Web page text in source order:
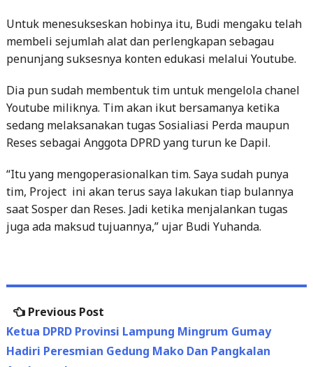
Untuk menesukseskan hobinya itu, Budi mengaku telah
membeli sejumlah alat dan perlengkapan sebagau
penunjang suksesnya konten edukasi melalui Youtube.
Dia pun sudah membentuk tim untuk mengelola chanel
Youtube miliknya. Tim akan ikut bersamanya ketika
sedang melaksanakan tugas Sosialiasi Perda maupun
Reses sebagai Anggota DPRD yang turun ke Dapil.
“Itu yang mengoperasionalkan tim. Saya sudah punya
tim, Project ini akan terus saya lakukan tiap bulannya
saat Sosper dan Reses. Jadi ketika menjalankan tugas
juga ada maksud tujuannya,” ujar Budi Yuhanda.
Post
navigation
Previous Post
post:
Ketua DPRD Provinsi Lampung Mingrum Gumay
Hadiri Peresmian Gedung Mako Dan Pangkalan